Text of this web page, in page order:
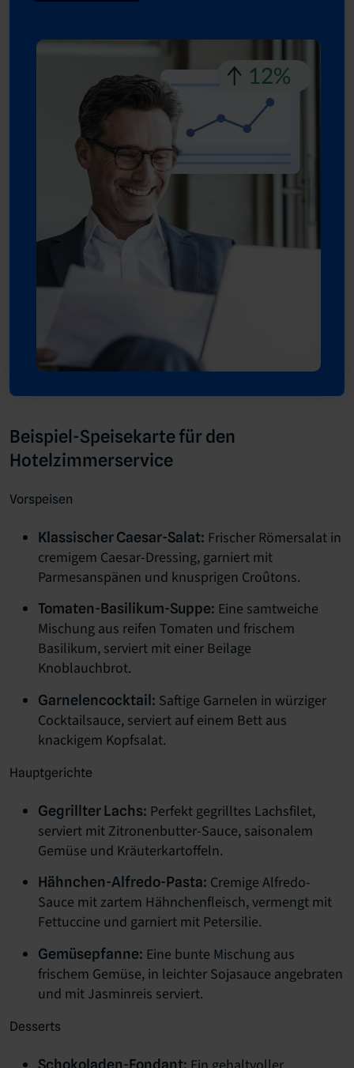
Beispiel-Speisekarte für den
Hotelzimmerservice
Vorspeisen
Klassischer Caesar-Salat: Frischer Römersalat in
cremigem Caesar-Dressing, garniert mit
Parmesanspänen und knusprigen Croûtons.
Tomaten-Basilikum-Suppe: Eine samtweiche
Mischung aus reifen Tomaten und frischem
Basilikum, serviert mit einer Beilage
Knoblauchbrot.
Garnelencocktail: Saftige Garnelen in würziger
Cocktailsauce, serviert auf einem Bett aus
knackigem Kopfsalat.
Hauptgerichte
Gegrillter Lachs: Perfekt gegrilltes Lachsfilet,
serviert mit Zitronenbutter-Sauce, saisonalem
Gemüse und Kräuterkartoffeln.
Hähnchen-Alfredo-Pasta: Cremige Alfredo-
Sauce mit zartem Hähnchenfleisch, vermengt mit
Fettuccine und garniert mit Petersilie.
Gemüsepfanne: Eine bunte Mischung aus
frischem Gemüse, in leichter Sojasauce angebraten
und mit Jasminreis serviert.
Desserts
Schokoladen-Fondant: